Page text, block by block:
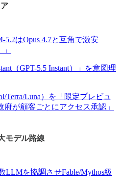
5.2はOpus 4.7と互角で激安
（GPT-5.5 Instant）」を意図理
Terra/Luna）を「限定プレビュ
が顧客ごとにアクセス承認」
モデル路線
LLMを協調させFable/Mythos級